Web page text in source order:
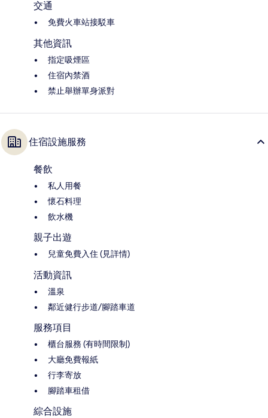
交通
免費火車站接駁車
其他資訊
指定吸煙區
住宿內禁酒
禁止舉辦單身派對
住宿設施服務
餐飲
私人用餐
懷石料理
飲水機
親子出遊
兒童免費入住 (見詳情)
活動資訊
溫泉
鄰近健行步道/腳踏車道
服務項目
櫃台服務 (有時間限制)
大廳免費報紙
行李寄放
腳踏車租借
綜合設施